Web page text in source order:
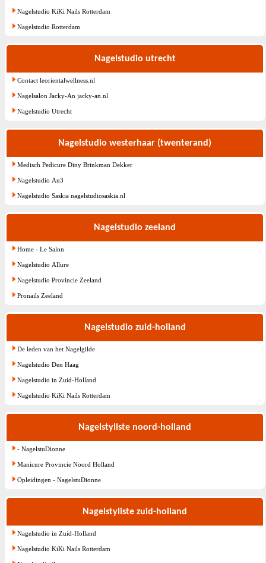
Nagelstudio KiKi Nails Rotterdam
Nagelstudio Rotterdam
Nagelstudio utrecht
Contact leorientalwellness.nl
Nagelsalon Jacky-An jacky-an.nl
Nagelstudio Utrecht
Nagelstudio westerhaar (twenterand)
Medisch Pedicure Diny Brinkman Dekker
Nagelstudio Au3
Nagelstudio Saskia nagelstudiosaskia.nl
Nagelstudio zeeland
Home - Le Salon
Nagelstudio Allure
Nagelstudio Provincie Zeeland
Pronails Zeeland
Nagelstudio zuid-holland
De leden van het Nagelgilde
Nagelstudio Den Haag
Nagelstudio in Zuid-Holland
Nagelstudio KiKi Nails Rotterdam
Nagelstyliste noord-holland
- NagelstuDionne
Manicure Provincie Noord Holland
Opleidingen - NagelstuDionne
Nagelstyliste zuid-holland
Nagelstudio in Zuid-Holland
Nagelstudio KiKi Nails Rotterdam